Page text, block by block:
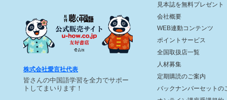
株式会社愛言社代表
皆さんの中国語学習を全力でサポー
トしてまいります！
見本誌を無料プレゼント
会社概要
WEB連動コンテンツ
ポイントサービス
全国取扱店一覧
人材募集
定期購読のご案内
バックナンバーセットの